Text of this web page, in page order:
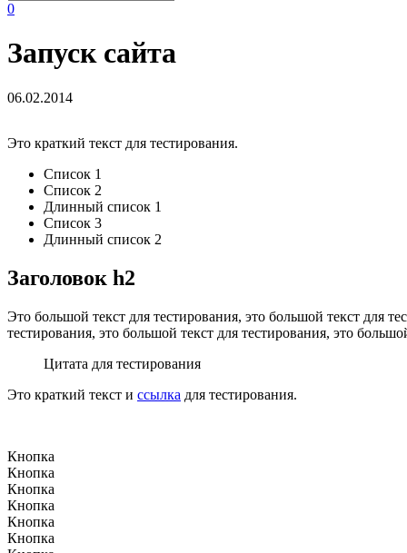
0
Запуск сайта
06.02.2014
Это краткий текст для тестирования.
Список 1
Список 2
Длинный список 1
Список 3
Длинный список 2
Заголовок h2
Это большой текст для тестирования, это большой текст для
тестирования, это большой текст для тестирования, это
Цитата для тестирования
Это краткий текст и ссылка для тестирования.
Кнопка
Кнопка
Кнопка
Кнопка
Кнопка
Кнопка